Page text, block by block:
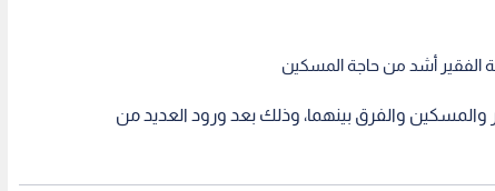
الفقير أشد من حاجة المسكين
والمسكين والفرق بينهما، وذلك بعد ورود العديد من